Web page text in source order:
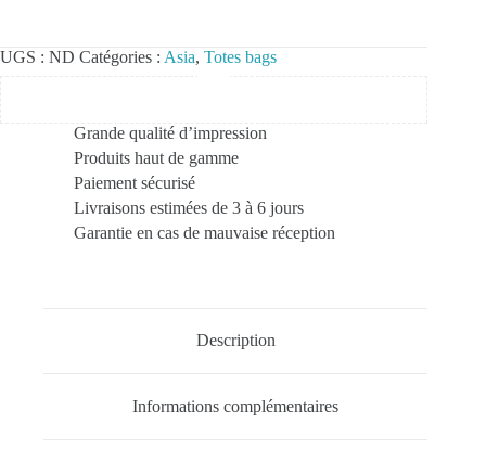
UGS : ND Catégories : Asia, Totes bags
Grande qualité d’impression
Produits haut de gamme
Paiement sécurisé
Livraisons estimées de 3 à 6 jours
Garantie en cas de mauvaise réception
Description
Informations complémentaires